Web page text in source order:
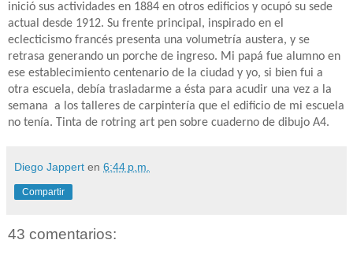
inició sus actividades en 1884 en otros edificios y ocupó su sede
actual desde 1912. Su frente principal, inspirado en el
eclecticismo francés presenta una volumetría austera, y se
retrasa generando un porche de ingreso. Mi papá fue alumno en
ese establecimiento centenario de la ciudad y yo, si bien fui a
otra escuela, debía trasladarme a ésta para acudir una vez a la
semana a los talleres de carpintería que el edificio de mi escuela
no tenía. Tinta de rotring art pen sobre cuaderno de dibujo A4.
Diego Jappert en 6:44 p.m.
Compartir
43 comentarios: